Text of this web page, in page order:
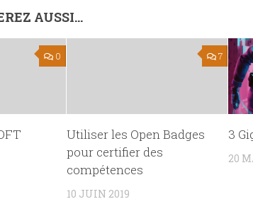
AUSSI...
0 7
Utiliser les Open Badges
pour certifier des
compétences
10 JUIN 2019
3
20